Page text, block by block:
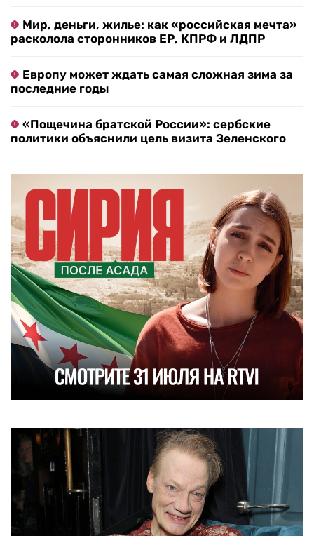
Мир, деньги, жилье: как «российская мечта»
расколола сторонников ЕР, КПРФ и ЛДПР
Европу может ждать самая сложная зима за
последние годы
«Пощечина братской России»: сербские
политики объяснили цель визита Зеленского